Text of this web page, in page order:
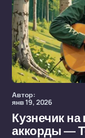
Автор:
янв 19, 2026
Кузнечик на
аккорды —